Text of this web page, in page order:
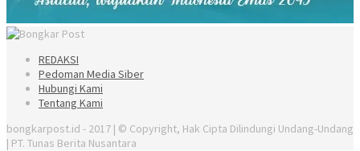
REDAKSI
Pedoman Media Siber
Hubungi Kami
Tentang Kami
bongkarpost.id - 2017 | © Copyright, Hak Cipta Dilindungi Undang-Undang
| PT. Tunas Berita Nusantara